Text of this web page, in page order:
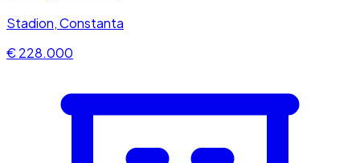
Stadion, Constanta
€ 228.000